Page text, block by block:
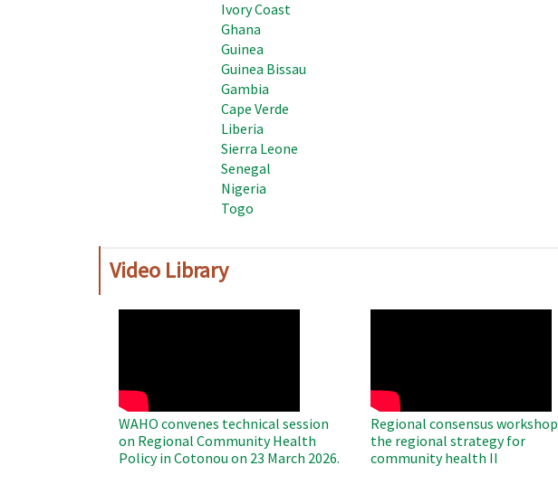
Ivory Coast
Ghana
Guinea
Guinea Bissau
Gambia
Cape Verde
Liberia
Sierra Leone
Senegal
Nigeria
Togo
Video Library
WAHO convenes technical session
on Regional Community Health
Policy in Cotonou on 23 March 2026.
Regional consensus
the regional strategy for
community health II